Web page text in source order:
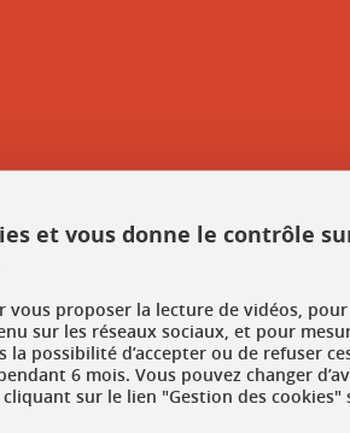
et vous donne le contrôle
vous proposer la lecture de vidéos,
sur les réseaux sociaux, et pour
la possibilité d’accepter ou de refuser
6 mois. Vous pouvez changer
sur le lien "Gestion des cookies"